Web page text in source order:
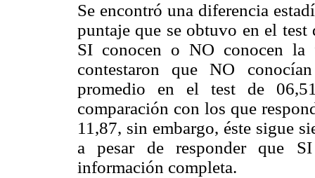
Se encontró una diferencia
puntaje que se obtuvo en el
SI conocen o NO conocen
contestaron que NO
promedio en el test de
comparación con los que
11,87, sin embargo, éste sigue
a pesar de responder que
información completa.